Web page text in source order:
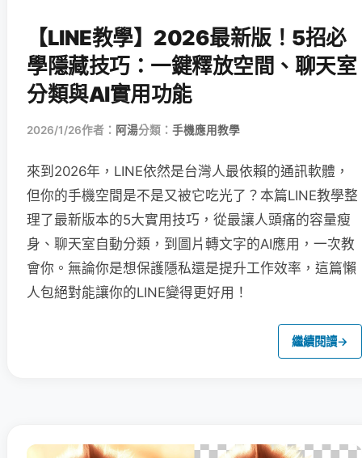
【LINE教學】2026最新版！5招必
學隱藏技巧：一鍵釋放空間、聊天室
分類與AI實用功能
2026/1/26作者： 阿湯分類： 手機應用教學
來到2026年，LINE依然是台灣人最依賴的通訊軟體，
但你的手機空間是不是又被它吃光了？本篇LINE教學整
理了最新版本的5大實用技巧，從最讓人頭痛的容量瘦
身、聊天室自動分類，到圖片轉文字的AI應用，一次教
會你。無論你是想保護隱私還是提升工作效率，這篇懶
人包絕對能讓你的LINE變得更好用！
繼續閱讀→